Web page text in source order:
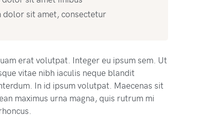
dolor sit amet, consectetur
erat volutpat. Integer eu ipsum sem. Ut
vitae nibh iaculis neque blandit
In id ipsum volutpat. Maecenas sit
maximus urna magna, quis rutrum mi